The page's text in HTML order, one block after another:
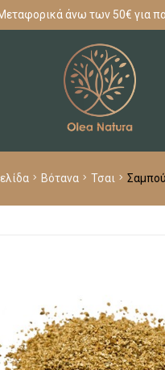
άνω των 50€ για
Βότανα Τσαι